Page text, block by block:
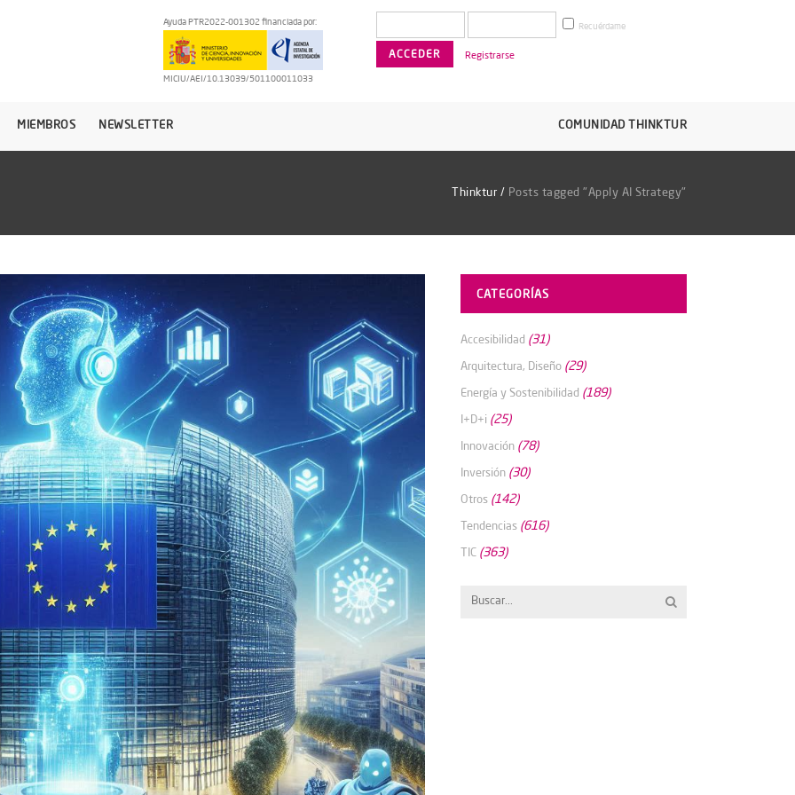
Ayuda PTR2022-001302 financiada por:
MICIU/AEI/10.13039/501100011033
Recuérdame
Registrarse
MIEMBROS NEWSLETTER COMUNIDAD THINKTUR
Thinktur / Posts tagged "Apply AI Strategy"
CATEGORÍAS
Accesibilidad (31)
Arquitectura, Diseño (29)
Energía y Sostenibilidad (189)
I+D+i (25)
Innovación (78)
Inversión (30)
Otros (142)
Tendencias (616)
TIC (363)